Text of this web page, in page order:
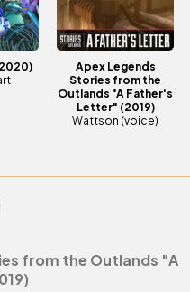
Apex Legends
Stories from the
Outlands "A Father's
Letter" (2019)
Wattson (voice)
from the Outlands "A